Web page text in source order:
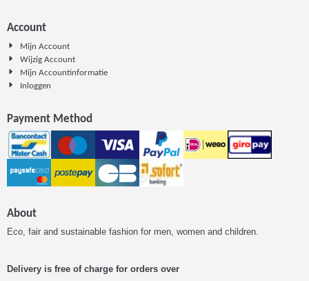
Account
Mijn Account
Wijzig Account
Mijn Accountinformatie
Inloggen
Payment Method
About
Eco, fair and sustainable fashion for men, women and children.
Delivery is free of charge for orders over